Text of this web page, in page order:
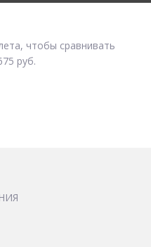
чтобы сравнивать
руб.